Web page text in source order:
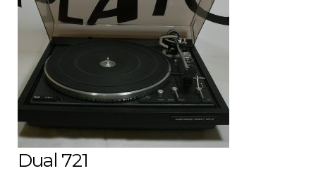
Dual 721